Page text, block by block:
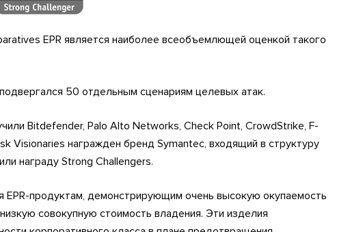
EPR является наиболее всеобъемлющей оценкой такого
50 отдельным сценариям целевых атак.
Bitdefender, Palo Alto Networks, Check Point, CrowdStrike, F-
Visionaries награжден бренд Symantec, входящий в структуру
награду Strong Challengers.
продуктам, демонстрирующим очень высокую окупаемость
совокупную стоимость владения. Эти изделия